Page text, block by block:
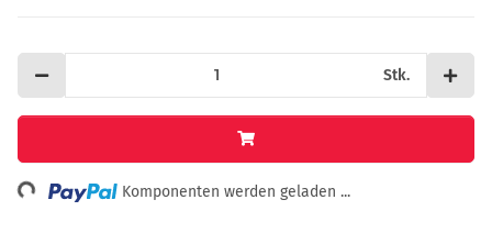
Stk.
Loading... Komponenten werden geladen ...